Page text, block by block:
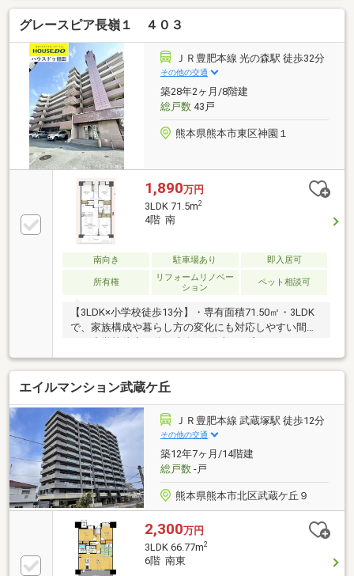
す。・南向きで日当たり通風良好！・ペット飼育可
（飼育細則有）！・宅配ボックス付きです。留守の際
にも安心してご利用いただけます。・各部屋収納充実
しています。季節ものの衣類の整理に便利です。
■■■【立地・周辺環境】■■■・託麻北小学校まで徒歩
約13分、東部中学校まで徒歩約14分、木の葉こども園
まで徒歩約11分と教育施設が近くお子様にも安心！・
商業施設が車で5分圏内にあります♪
グレースピア長嶺１ ４０３
ＪＲ豊肥本線 光の森駅 徒歩32分
その他の交通
築28年2ヶ月/8階建
総戸数43戸
熊本県熊本市東区神園１
1,890万円
3LDK 71.5m2
4階 南
南向き 駐車場あり 即入居可
所有権
リフォームリノベー
ション
ペット相談可
【3LDK×小学校徒歩13分】・専有面積71.50㎡・3LDK
で、家族構成や暮らし方の変化にも対応しやすい間取
育可
エイルマンション武蔵ケ丘
ＪＲ豊肥本線 武蔵塚駅 徒歩12分
その他の交通
築12年7ヶ月/14階建
総戸数-戸
熊本県熊本市北区武蔵ケ丘９
2,300万円
3LDK 66.77m2
6階 南東